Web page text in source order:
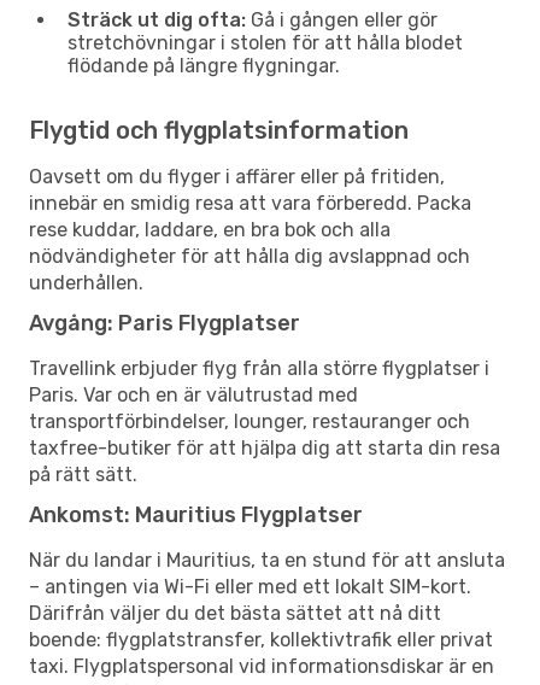
Sträck ut dig ofta: Gå i gången eller gör
stretchövningar i stolen för att hålla blodet
flödande på längre flygningar.
Flygtid och flygplatsinformation
Oavsett om du flyger i affärer eller på fritiden,
innebär en smidig resa att vara förberedd. Packa
rese kuddar, laddare, en bra bok och alla
nödvändigheter för att hålla dig avslappnad och
underhållen.
Avgång: Paris Flygplatser
Travellink erbjuder flyg från alla större flygplatser i
Paris. Var och en är välutrustad med
transportförbindelser, lounger, restauranger och
taxfree-butiker för att hjälpa dig att starta din resa
på rätt sätt.
Ankomst: Mauritius Flygplatser
När du landar i Mauritius, ta en stund för att ansluta
– antingen via Wi-Fi eller med ett lokalt SIM-kort.
Därifrån väljer du det bästa sättet att nå ditt
boende: flygplatstransfer, kollektivtrafik eller privat
taxi. Flygplatspersonal vid informationsdiskar är en